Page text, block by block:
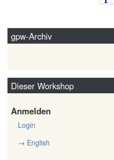
gpw-Archiv
Dieser Workshop
Anmelden
Login
→ English